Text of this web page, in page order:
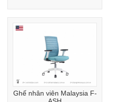
Ghế nhân viên Malaysia F-